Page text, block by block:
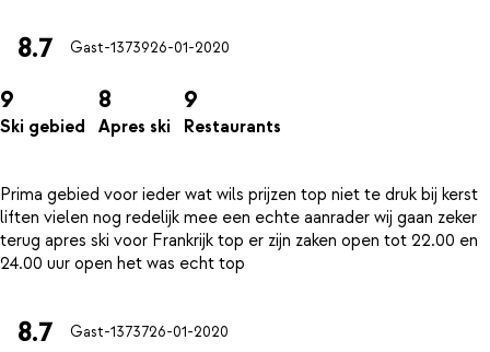
8.7 Gast-1373926-01-2020
9
Ski gebied
8
Apres ski
9
Restaurants
Prima gebied voor ieder wat wils prijzen top niet te druk bij kerst
liften vielen nog redelijk mee een echte aanrader wij gaan zeker
terug apres ski voor Frankrijk top er zijn zaken open tot 22.00 en
8.7 Gast-1373726-01-2020